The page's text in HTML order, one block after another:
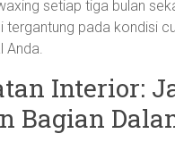
setiap tiga bulan
tergantung pada kondisi
Anda.
Interior:
Bagian